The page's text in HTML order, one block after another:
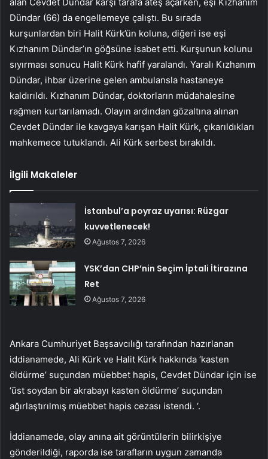
Dündar (66) da engellemeye çalıştı. Bu sırada
kurşunlardan biri Halit Kürk’ün koluna, diğeri ise eşi
Kızhanım Dündar’ın göğsüne isabet etti. Kurşunun kolunu
sıyırması sonucu Halit Kürk hafif yaralandı. Yaralı Kızhanım
Dündar, ihbar üzerine gelen ambulansla hastaneye
kaldırıldı. Kızhanım Dündar, doktorların müdahalesine
rağmen kurtarılamadı. Olayın ardından gözaltına alınan
Cevdet Dündar ile kavgaya karışan Halit Kürk, çıkarıldıkları
mahkemece tutuklandı. Ali Kürk serbest bırakıldı.
İlgili Makaleler
İstanbul’a poyraz uyarısı: Rüzgar
kuvvetlenecek!
Ağustos 7, 2026
YSK’dan CHP’nin Seçim İptali İtirazına
Ret
Ağustos 7, 2026
Ankara Cumhuriyet Başsavcılığı tarafından hazırlanan
iddianamede, Ali Kürk ve Halit Kürk hakkında ‘kasten
öldürme’ suçundan müebbet hapis, Cevdet Dündar için ise
‘üst soydan bir akrabayı kasten öldürme’ suçundan
ağırlaştırılmış müebbet hapis cezası istendi. ‘.
İddianamede, olay anına ait görüntülerin bilirkişiye
gönderildiği, raporda ise tarafların uygun zamanda